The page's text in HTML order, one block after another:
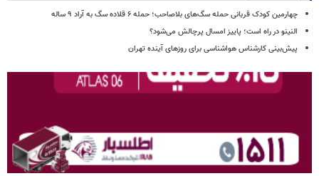
چهارمین کودک قربانی حمله سگ‌های بلاصاحب؛ حمله ۶ قلاده سگ به آراد ۹ ساله
النینو در راه است؛ پاییز امسال پرچالش می‌شود؟
پیش‌بینی کارشناس هواشناسی برای روزهای آینده تهران